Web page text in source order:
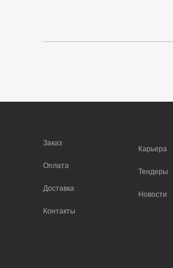
Заказ
Оплата
Доставка
Контакты
Карьера
Тендеры
Новости